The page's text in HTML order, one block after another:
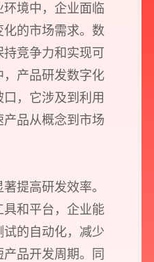
境中，企业面临
的市场需求。数
竞争力和实现可
产品研发数字化
，它涉及到利用
品从概念到市场
提高研发效率。
和平台，企业能
的自动化，减少
品开发周期。同